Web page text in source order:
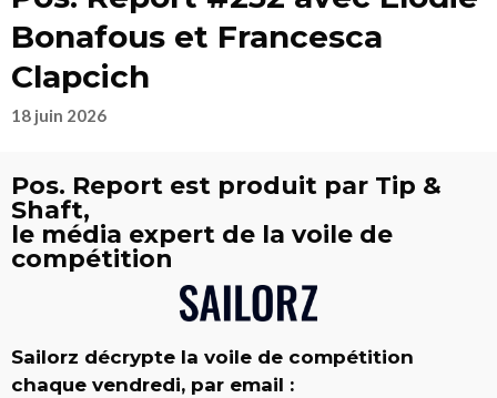
Bonafous et Francesca
Clapcich
18 juin 2026
Pos. Report est produit par Tip &
Shaft,
le média expert de la voile de
compétition
Sailorz décrypte la voile de compétition
chaque vendredi, par email :